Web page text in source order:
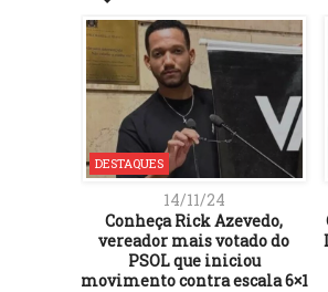
DESTAQUES
14/11/24
Conheça Rick Azevedo,
vereador mais votado do
PSOL que iniciou
movimento contra escala 6×1